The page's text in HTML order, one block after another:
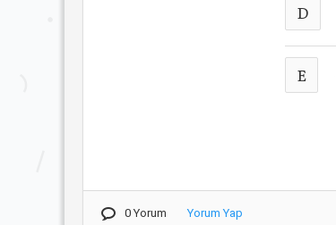
D
E
0 Yorum Yorum Yap